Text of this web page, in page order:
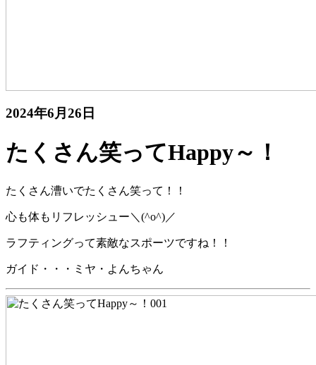
2024年6月26日
たくさん笑ってHappy～！
たくさん漕いでたくさん笑って！！
心も体もリフレッシュー＼ (^o^)／
ラフティングって素敵なスポーツですね！！
ガイド・・・ミヤ・よんちゃん